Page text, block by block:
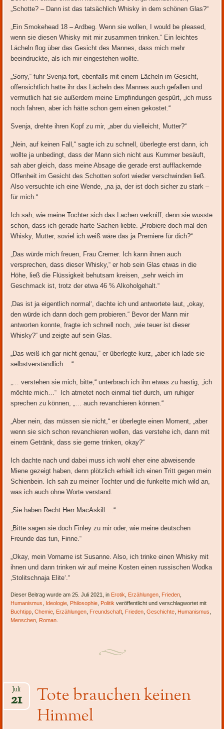
„Schotte? – Dann ist das tatsächlich Whisky in dem schönen Glas?“
„Ein Smokehead 18 – Ardbeg. Wenn sie wollen, I would be pleased,
wenn sie diesen Whisky mit mir zusammen trinken.“ Ein leichtes
Lächeln flog über das Gesicht des Mannes, dass mich mehr
beeindruckte, als ich mir eingestehen wollte.
„Sorry,“ fuhr Svenja fort, ebenfalls mit einem Lächeln im Gesicht,
offensichtlich hatte ihr das Lächeln des Mannes auch gefallen und
vermutlich hat sie außerdem meine Empfindungen gespürt, „ich muss
noch fahren, aber ich hätte schon gern einen gekostet.“
Svenja, drehte ihren Kopf zu mir, „aber du vielleicht, Mutter?“
„Nein, auf keinen Fall,“ sagte ich zu schnell, überlegte erst dann, ich
wollte ja unbedingt, dass der Mann sich nicht aus Kummer besäuft,
sah aber gleich, dass meine Absage die gerade erst aufflackernde
Offenheit im Gesicht des Schotten sofort wieder verschwinden ließ.
Also versuchte ich eine Wende, „na ja, der ist doch sicher zu stark –
für mich.“
Ich sah, wie meine Tochter sich das Lachen verkniff, denn sie wusste
schon, dass ich gerade harte Sachen liebte. „Probiere doch mal den
Whisky, Mutter, soviel ich weiß wäre das ja Premiere für dich?“
„Das würde mich freuen, Frau Cremer. Ich kann ihnen auch
versprechen, dass dieser Whisky,“ er hob sein Glas etwas in die
Höhe, ließ die Flüssigkeit behutsam kreisen, „sehr weich im
Geschmack ist, trotz der etwa 46 % Alkoholgehalt.“
‚Das ist ja eigentlich normal‘, dachte ich und antwortete laut, „okay,
den würde ich dann doch gern probieren.“ Bevor der Mann mir
antworten konnte, fragte ich schnell noch, „wie teuer ist dieser
Whisky?“ und zeigte auf sein Glas.
„Das weiß ich gar nicht genau,“ er überlegte kurz, „aber ich lade sie
selbstverständlich …“
„… verstehen sie mich, bitte,“ unterbrach ich ihn etwas zu hastig, „ich
möchte mich…“ Ich atmetet noch einmal tief durch, um ruhiger
sprechen zu können, „… auch revanchieren können.“
„Aber nein, das müssen sie nicht,“ er überlegte einen Moment, „aber
wenn sie sich schon revanchieren wollen, das verstehe ich, dann mit
einem Getränk, dass sie gerne trinken, okay?“
Ich dachte nach und dabei muss ich wohl eher eine abweisende
Miene gezeigt haben, denn plötzlich erhielt ich einen Tritt gegen mein
Schienbein. Ich sah zu meiner Tochter und die funkelte mich wild an,
was ich auch ohne Worte verstand.
„Sie haben Recht Herr MacAskill …“
„Bitte sagen sie doch Finley zu mir oder, wie meine deutschen
Freunde das tun, Finne.“
„Okay, mein Vorname ist Susanne. Also, ich trinke einen Whisky mit
ihnen und dann trinken wir auf meine Kosten einen russischen Wodka
‚Stolitschnaja Elite‘.“
Dieser Beitrag wurde am 25. Juli 2021, in Erotik Erzählungen Frieden
Humanismus
Ideologie Philosophie Politik veröffentlicht und verschlagwortet mit
Buchtipp ,Chemie Erzählungen Freundschaft Frieden ,Geschichte Humanismus
Menschen
Roman
Tote brauchen keinen
Himmel
Juli
21